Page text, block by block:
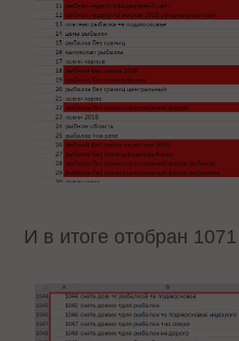
И в итоге отобран